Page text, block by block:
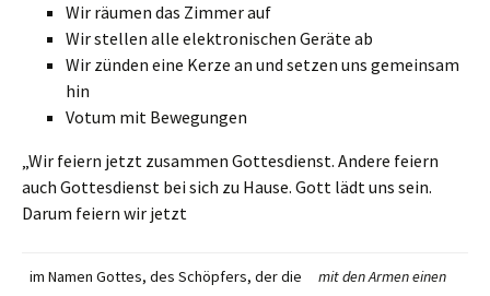
Wir räumen das Zimmer auf
Wir stellen alle elektronischen Geräte ab
Wir zünden eine Kerze an und setzen uns gemeinsam
hin
Votum mit Bewegungen
„Wir feiern jetzt zusammen Gottesdienst. Andere feiern
auch Gottesdienst bei sich zu Hause. Gott lädt uns sein.
Darum feiern wir jetzt
im Namen Gottes, des Schöpfers, der die
mit den Armen einen